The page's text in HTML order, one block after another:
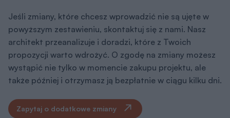
Jeśli zmiany, które chcesz wprowadzić nie są ujęte w
powyższym zestawieniu, skontaktuj się z nami. Nasz
architekt przeanalizuje i doradzi, które z Twoich
propozycji warto wdrożyć. O zgodę na zmiany możesz
wystąpić nie tylko w momencie zakupu projektu, ale
także później i otrzymasz ją bezpłatnie w ciągu kilku dni.
Zapytaj o dodatkowe zmiany